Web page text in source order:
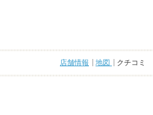
店舗情報 地図 クチコミ